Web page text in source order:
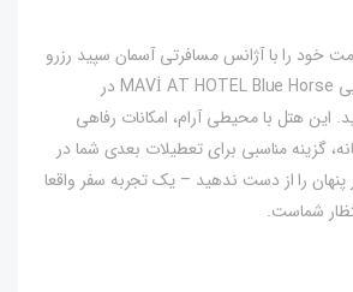
خود را با آژانس مسافرتی آسمان سپید رزرو
کنید و جذابیت و زیبایی MAVİ AT HOTEL Blue Horse در
این هتل با محیطی آرام، امکانات رفاهی
گزینه مناسبی برای تعطیلات بعدی شما در
را از دست ندهید – یک تجربه سفر واقعا
شماست.